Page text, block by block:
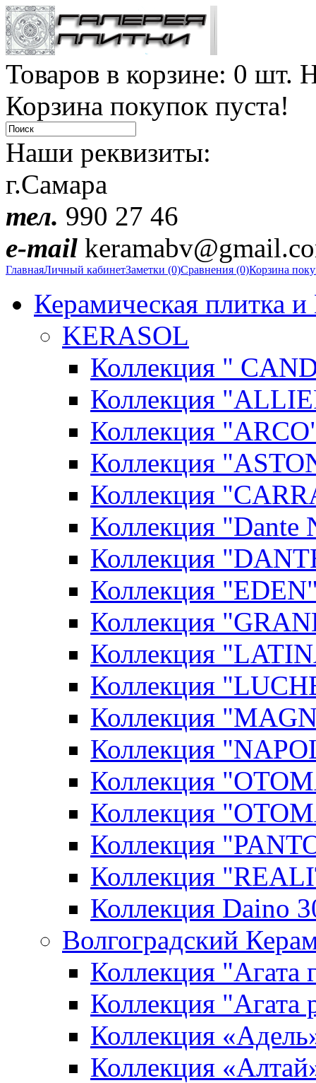
Товаров в корзине: 0 шт.
Корзина покупок пуста!
Наши реквизиты:
г.Самара
тел. 990 27 46
e-mail
ГлавнаяЛичный кабинетЗаметки (0)Сравнения (0)Корзина
Керамическая плитка
KERASOL
Коллекция "
Коллекция
Коллекция
Коллекция
Коллекция
Коллекция "Dante
Коллекция
Коллекция
Коллекция
Коллекция
Коллекция
Коллекция
Коллекция
Коллекция
Коллекция
Коллекция
Коллекция
Коллекция Daino
Волгоградский
Коллекция "Агата
Коллекция "Агата
Коллекция
Коллекция